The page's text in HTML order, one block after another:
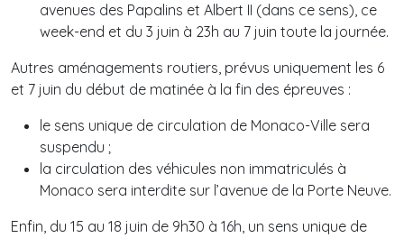
avenues des Papalins et Albert II (dans ce sens), ce
week-end et du 3 juin à 23h au 7 juin toute la journée.
Autres aménagements routiers, prévus uniquement les 6
et 7 juin du début de matinée à la fin des épreuves :
le sens unique de circulation de Monaco-Ville sera
suspendu ;
la circulation des véhicules non immatriculés à
Monaco sera interdite sur l’avenue de la Porte Neuve.
Enfin, du 15 au 18 juin de 9h30 à 16h, un sens unique de